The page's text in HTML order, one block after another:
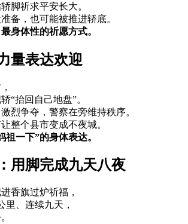
脚祈求平安长大。
备，也可能被推进轿底。
身体性的祈愿方式。
量表达欢迎
“抬回自己地盘”。
烈争夺，警察在旁维持秩序。
整个县市变成不夜城。
祖一下”的身体表达。
用脚完成九天八夜
香旗过炉祈福，
里、连续九天，